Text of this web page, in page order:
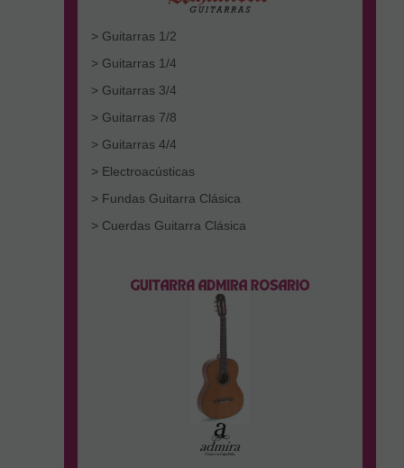
> Guitarras 1/2
> Guitarras 1/4
> Guitarras 3/4
> Guitarras 7/8
> Guitarras 4/4
> Electroacústicas
> Fundas Guitarra Clásica
> Cuerdas Guitarra Clásica